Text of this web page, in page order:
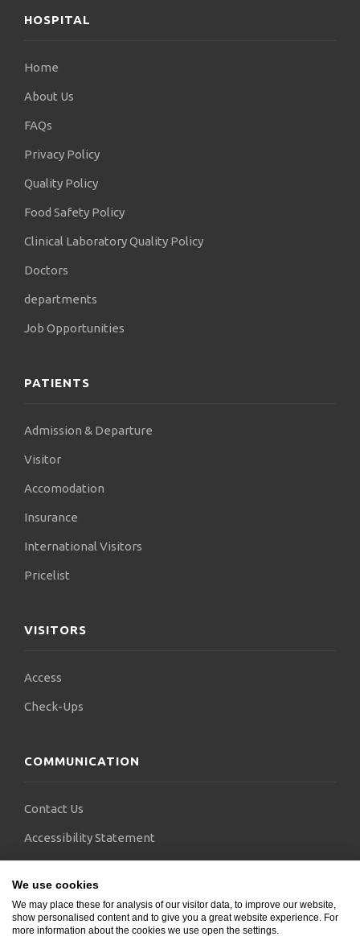
HOSPITAL
Home
About Us
FAQs
Privacy Policy
Quality Policy
Food Safety Policy
Clinical Laboratory Quality Policy
Doctors
departments
Job Opportunities
PATIENTS
Admission & Departure
Visitor
Accomodation
Insurance
International Visitors
Pricelist
VISITORS
Access
Check-Ups
COMMUNICATION
Contact Us
Accessibility Statement
We use cookies
We may place these for analysis of our visitor data, to improve our website,
show personalised content and to give you a great website experience. For
more information about the cookies we use open the settings.